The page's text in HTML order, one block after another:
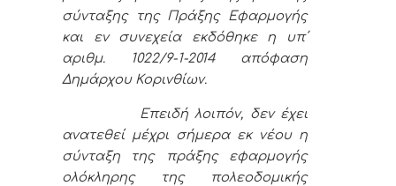
σύνταξης της Πράξης Εφαρμογής
και εν συνεχεία εκδόθηκε η υπ΄
αριθμ. 1022/9-1-2014 απόφαση
Δημάρχου Κορινθίων.
Επειδή λοιπόν, δεν έχει
ανατεθεί μέχρι σήμερα εκ νέου η
σύνταξη της πράξης εφαρμογής
ολόκληρης της πολεοδομικής